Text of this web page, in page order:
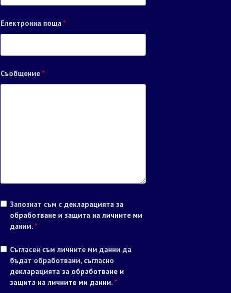
Електронна поща *
Съобщение *
Запознат съм с декларацията за
обработване и защита на личните ми
данни. *
Съгласен съм личните ми данни да
бъдат обработвани, съгласно
декларацията за обработване и
защита на личните ми данни. *